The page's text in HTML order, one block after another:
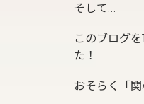
そして…
このブログ
た！
おそらく「